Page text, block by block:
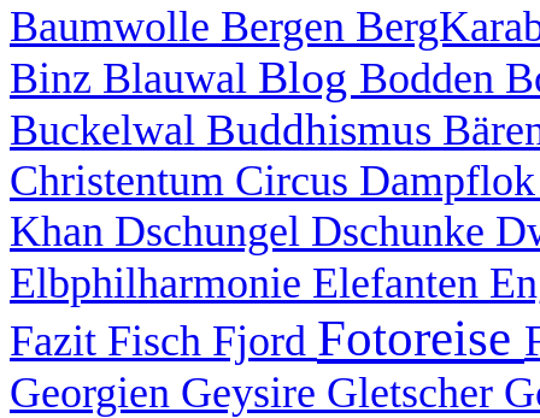
Baumwolle Bergen
Binz Blauwal Blog Bodden
Buckelwal Buddhismus
Christentum Circus
Khan Dschungel Dschunke
Elbphilharmonie Elefanten
Fazit Fisch Fjord Fotoreise
Georgien Geysire Gletscher